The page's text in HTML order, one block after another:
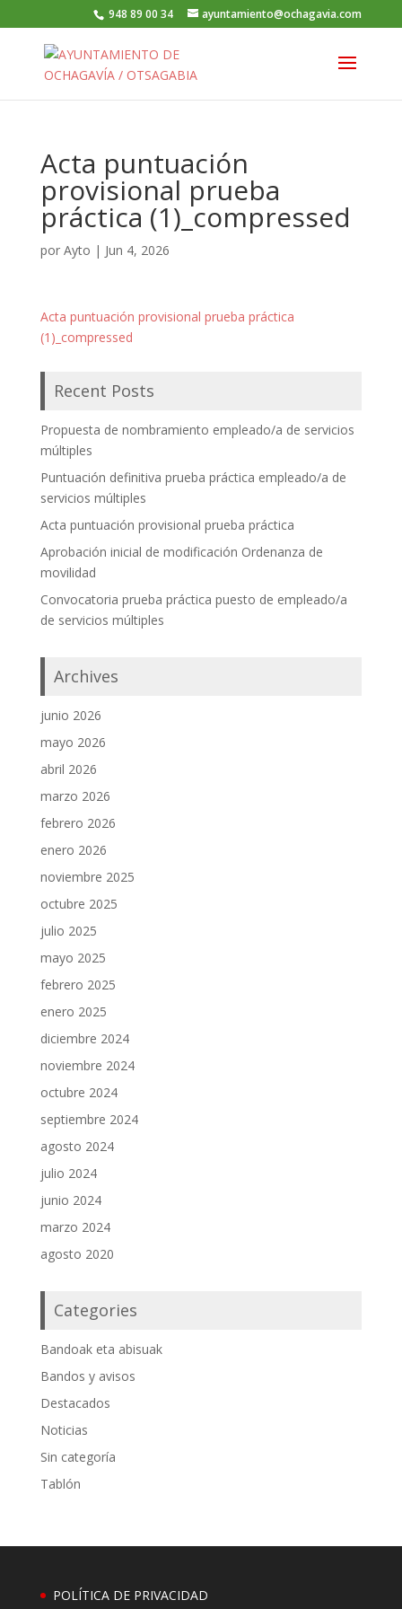
948 89 00 34 ayuntamiento@ochagavia.com
Acta puntuación
provisional prueba
práctica (1)_compressed
por Ayto | Jun 4, 2026
Acta puntuación provisional prueba práctica
(1)_compressed
Recent Posts
Propuesta de nombramiento empleado/a de servicios
múltiples
Puntuación definitiva prueba práctica empleado/a de
servicios múltiples
Acta puntuación provisional prueba práctica
Aprobación inicial de modificación Ordenanza de
movilidad
Convocatoria prueba práctica puesto de empleado/a
de servicios múltiples
Archives
junio 2026
mayo 2026
abril 2026
marzo 2026
febrero 2026
enero 2026
noviembre 2025
octubre 2025
julio 2025
mayo 2025
febrero 2025
enero 2025
diciembre 2024
noviembre 2024
octubre 2024
septiembre 2024
agosto 2024
julio 2024
junio 2024
marzo 2024
agosto 2020
Categories
Bandoak eta abisuak
Bandos y avisos
Destacados
Noticias
Sin categoría
Tablón
POLÍTICA DE PRIVACIDAD